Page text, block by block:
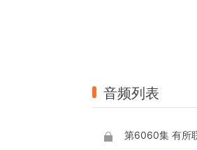
音频列表
第6060集 有所